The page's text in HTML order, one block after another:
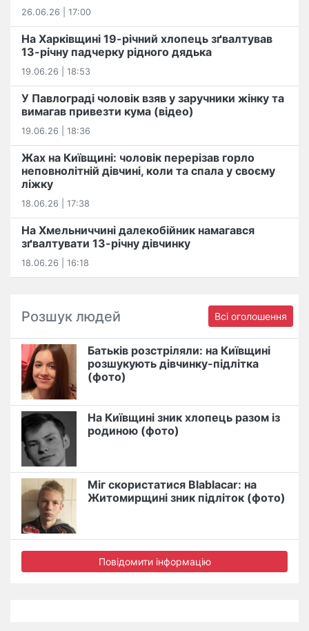
26.06.26 | 17:00
На Харківщині 19-річний хлопець​ ️зґвалтував
13-річну падчерку рідного дядька
19.06.26 | 18:53
У Павлограді чоловік взяв у заручники жінку та
вимагав привезти кума (відео)
19.06.26 | 18:36
Жах на Київщині: чоловік перерізав горло
неповнолітній дівчині, коли та спала у своєму
ліжку
18.06.26 | 17:38
На Хмельниччині далекобійник намагався
зґвалтувати 13-річну дівчинку
18.06.26 | 16:18
Розшук людей Всі оголошення
Батьків розстріляли: на Київщині
розшукують дівчинку-підлітка
(фото)
На Київщині зник хлопець разом із
родиною (фото)
Міг скористатися Blablacar: на
Житомирщині зник підліток (фото)
Повідомити інформацію